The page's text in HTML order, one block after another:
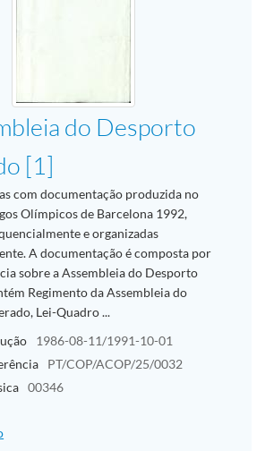
do Desporto
[1]
com documentação produzida no
Olímpicos de Barcelona 1992,
e organizadas
A documentação é composta por
sobre a Assembleia do Desporto
Regimento da Assembleia do
Lei-Quadro ...
1986-08-11/1991-10-01
PT/COP/ACOP/25/0032
00346